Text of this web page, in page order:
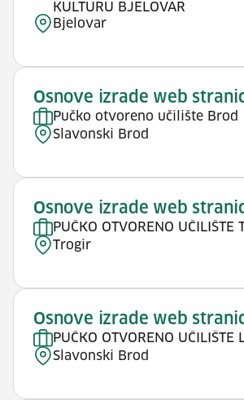
KULTURU BJELOVAR
Bjelovar
Osnove izrade web
Pučko otvoreno učilište Brod
Slavonski Brod
Osnove izrade web
PUČKO OTVORENO UČILIŠTE
Trogir
Osnove izrade web
PUČKO OTVORENO UČILIŠTE
Slavonski Brod